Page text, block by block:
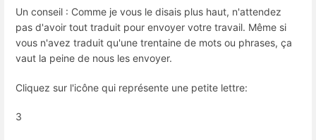
Un conseil : Comme je vous le disais plus haut, n'attendez
pas d'avoir tout traduit pour envoyer votre travail. Même si
vous n'avez traduit qu'une trentaine de mots ou phrases, ça
vaut la peine de nous les envoyer.
Cliquez sur l'icône qui représente une petite lettre:
3